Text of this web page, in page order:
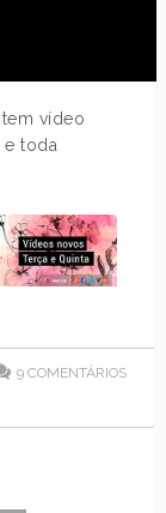
, tem vídeo
e toda
9 COMENTÁRIOS